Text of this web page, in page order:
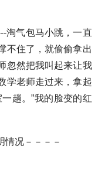
淘气包马小跳，一直
不住了，就偷偷拿出
忽然把我叫起来让我
学老师走过来，拿起
趟。”我的脸变的红
情况－－－－